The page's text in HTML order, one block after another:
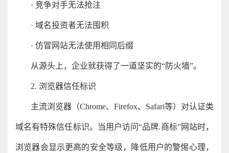
· 竞争对手无法抢注
· 域名投资者无法囤积
· 仿冒网站无法使用相同后缀
从源头上，企业就获得了一道坚实的“防火墙”。
2. 浏览器信任标识
主流浏览器（Chrome、Firefox、Safari等）对认证类
域名有特殊信任标识。当用户访问“品牌.商标”网站时，
浏览器会显示更高的安全等级，降低用户的警惕心理，